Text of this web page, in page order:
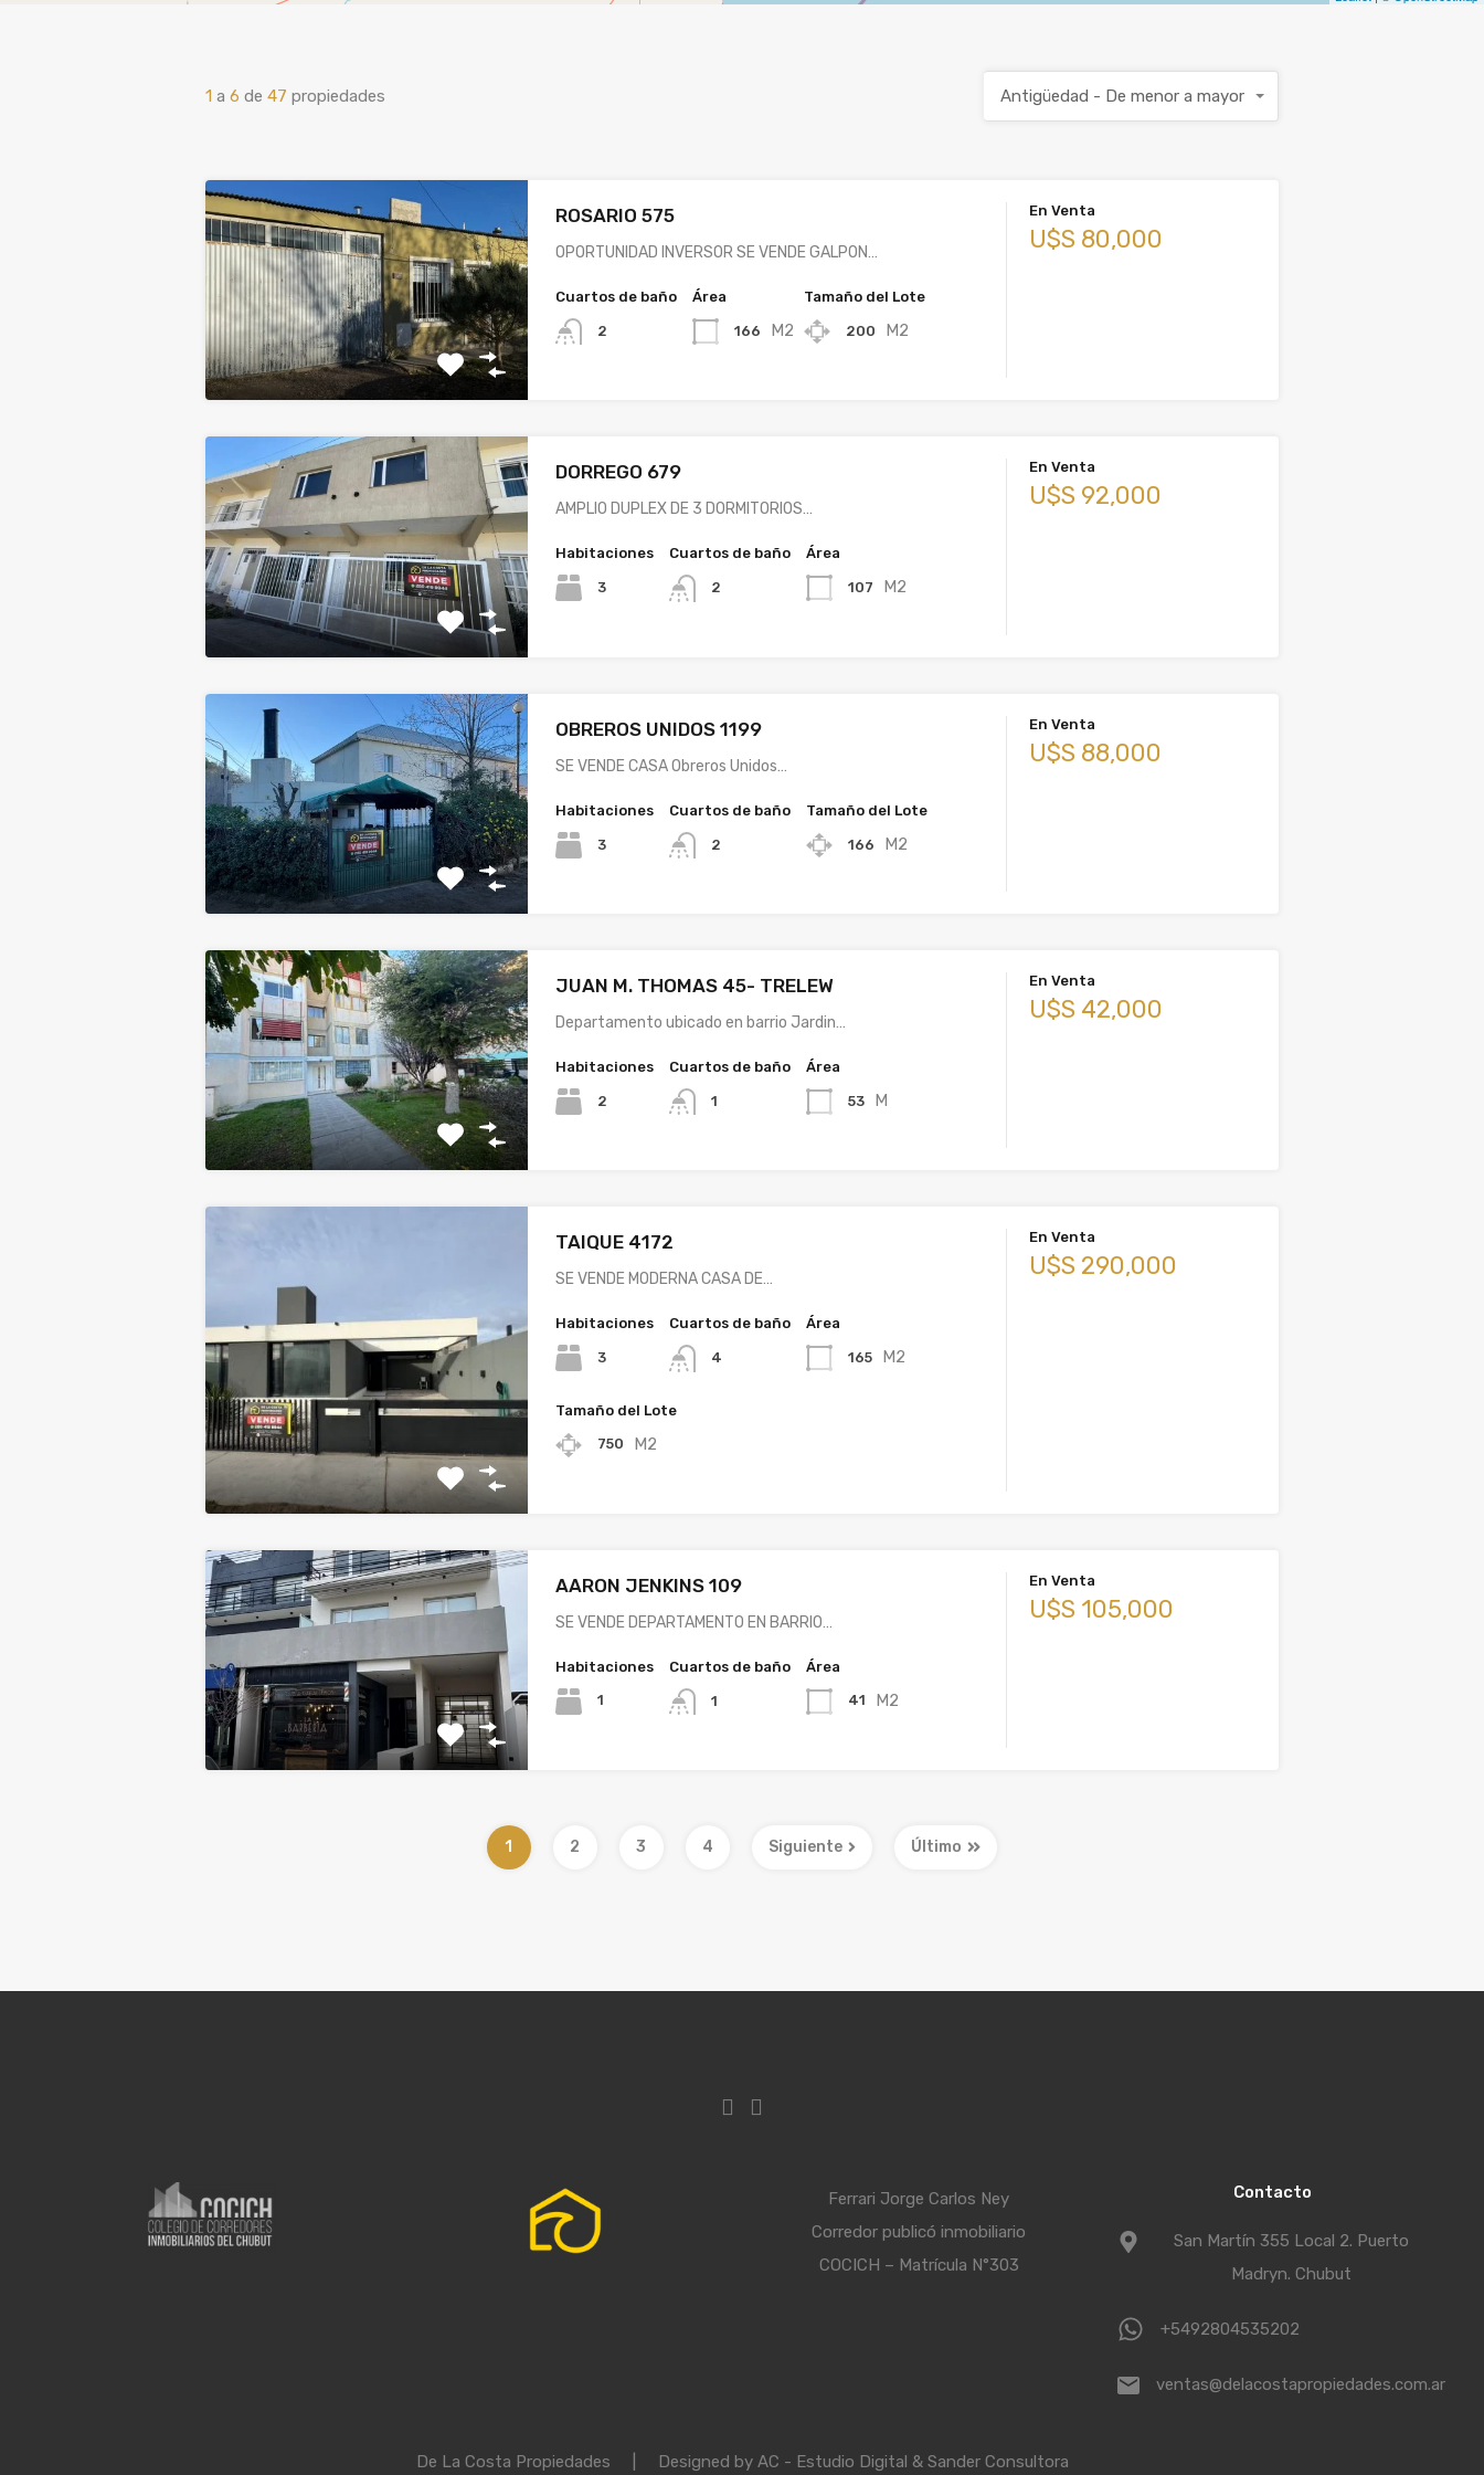
1 a 6 de 47 propiedades Antigüedad - De menor a mayor
ROSARIO 575
OPORTUNIDAD INVERSOR SE VENDE GALPON…
Cuartos de baño
2
Área
166 M2
Tamaño del Lote
200 M2
En Venta
U$S 80,000
DORREGO 679
AMPLIO DUPLEX DE 3 DORMITORIOS…
Habitaciones
3
Cuartos de baño
2
Área
107 M2
En Venta
U$S 92,000
OBREROS UNIDOS 1199
SE VENDE CASA Obreros Unidos…
Habitaciones
3
Cuartos de baño
2
Tamaño del Lote
166 M2
En Venta
U$S 88,000
JUAN M. THOMAS 45- TRELEW
Departamento ubicado en barrio Jardin…
Habitaciones
2
Cuartos de baño
1
Área
53 M
En Venta
U$S 42,000
TAIQUE 4172
SE VENDE MODERNA CASA DE…
Habitaciones
3
Cuartos de baño
4
Área
165 M2
Tamaño del Lote
750 M2
En Venta
U$S 290,000
AARON JENKINS 109
SE VENDE DEPARTAMENTO EN BARRIO…
Habitaciones
1
Cuartos de baño
1
Área
41 M2
En Venta
U$S 105,000
1 2 3 4 Siguiente Último
Ferrari Jorge Carlos Ney
Corredor publicó inmobiliario
COCICH – Matrícula N°303
Contacto
San Martín 355 Local 2. Puerto
Madryn. Chubut
+5492804535202
ventas@delacostapropiedades.com.ar
De La Costa Propiedades Designed by AC - Estudio Digital & Sander Consultora